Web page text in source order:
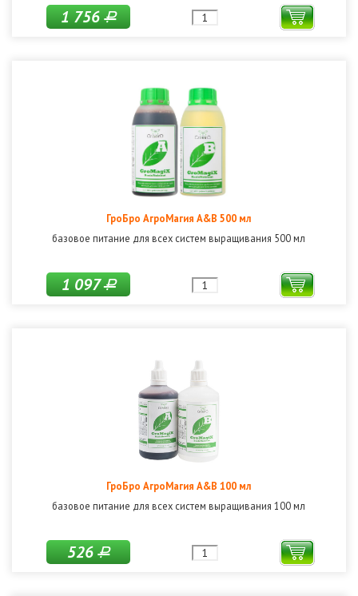
1 756Р
ГроБро АгроМагия A&B 500 мл
базовое питание для всех систем выращивания 500 мл
1 097Р
ГроБро АгроМагия A&B 100 мл
базовое питание для всех систем выращивания 100 мл
526Р